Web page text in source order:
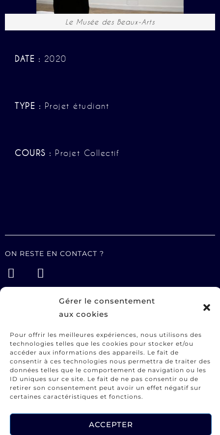
Gérer le consentement
aux cookies
Pour offrir les meilleures expériences, nous utilisons des
technologies telles que les cookies pour stocker et/ou
accéder aux informations des appareils. Le fait de
consentir à ces technologies nous permettra de traiter des
données telles que le comportement de navigation ou les
ID uniques sur ce site. Le fait de ne pas consentir ou de
retirer son consentement peut avoir un effet négatif sur
certaines caractéristiques et fonctions.
ACCEPTER
Le Musée des Beaux-Arts
DATE : 2020
TYPE : Projet étudiant
COURS : Projet Collectif
ON RESTE EN CONTACT ?
Portfolio
A propos
Contact
INFORMATIONS UTILES